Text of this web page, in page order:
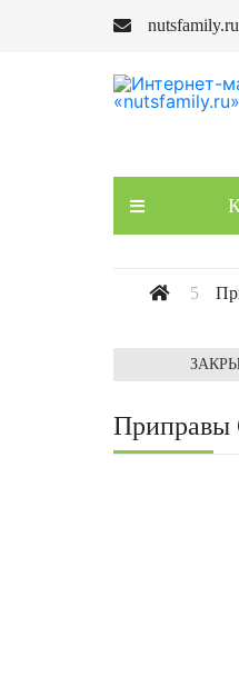
Приправы